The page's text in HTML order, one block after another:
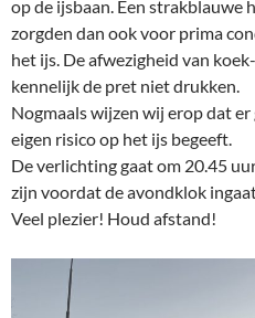
op de ijsbaan. Een strakblauwe
zorgden dan ook voor prima
het ijs. De afwezigheid van
kennelijk de pret niet drukken.
Nogmaals wijzen wij erop dat
eigen risico op het ijs begeeft.
De verlichting gaat om 20.45
zijn voordat de avondklok
Veel plezier! Houd afstand!